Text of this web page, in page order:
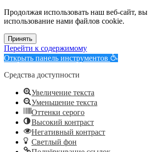
Продолжая использовать наш веб-сайт, вы
использование нами файлов cookie.
Принять
Перейти к содержимому
Открыть панель инструментов
Средства доступности
Увеличение текста
Уменьшение текста
Оттенки серого
Высокий контраст
Негативный контраст
Светлый фон